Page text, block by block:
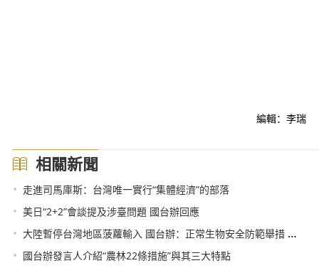
編輯：李瑞
相關新聞
• 走進司馬庫斯：台灣唯一實行“集體經濟”的部落
• 美日“2+2”會談提及涉臺問題 國台辦回應
• 大陸暫停台灣地區菠蘿輸入 國台辦：正常生物安全防範舉措 科學合理
• 國台辦發言人介紹“農林22條措施”與其三大特點